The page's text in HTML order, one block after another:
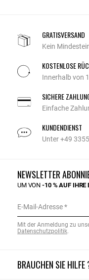
GRATISVERSAND
Kein
KOSTENLOSE
Innerhalb von
SICHERE
Einfache
KUNDENDIENST
Unter +49
BRAUCHEN SIE HILFE
NEWSLETTER
UM VON-10 % AUF IHRE
E-Mail-Adresse
Mit der Anmeldung zu
Datenschutzpolitik.